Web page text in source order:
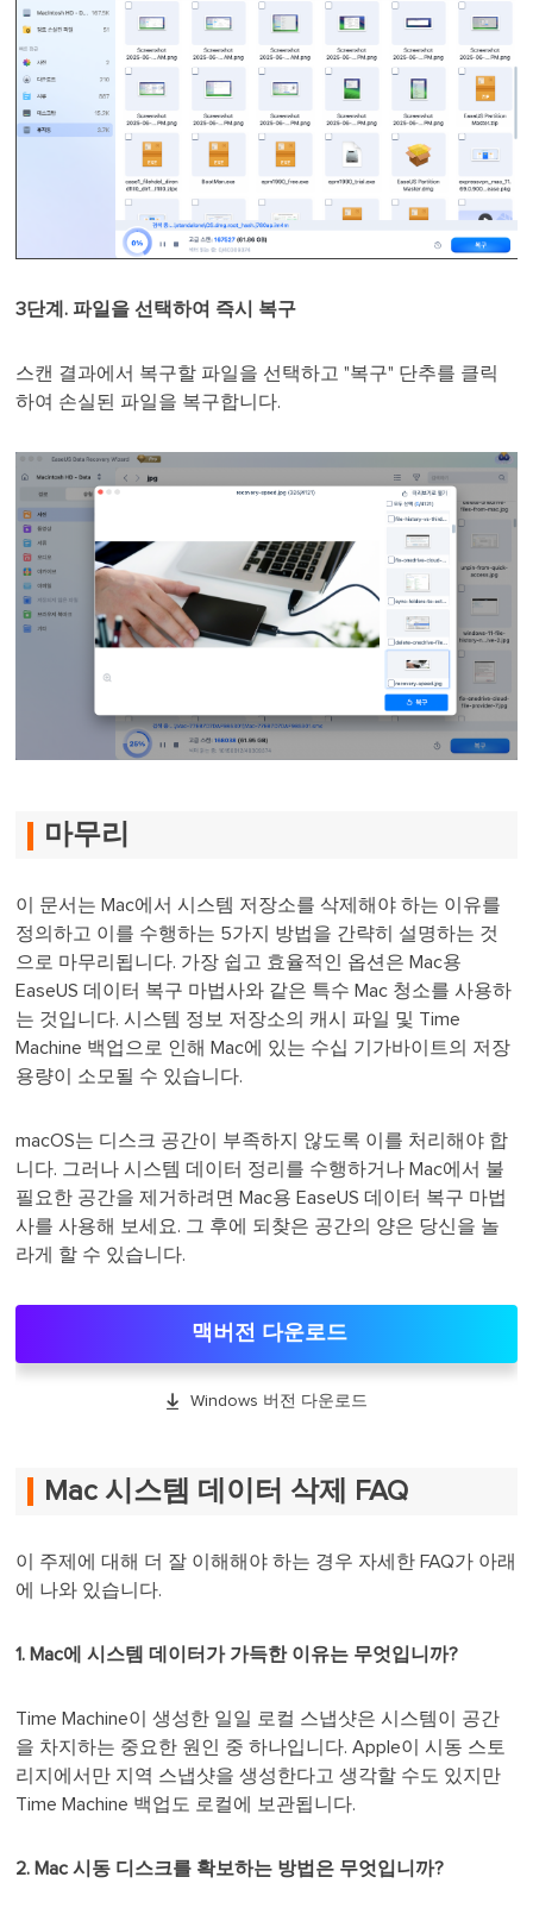
3단계. 파일을 선택하여 즉시 복구
스캔 결과에서 복구할 파일을 선택하고 "복구" 단추를 클릭
하여 손실된 파일을 복구합니다.
마무리
이 문서는 Mac에서 시스템 저장소를 삭제해야 하는 이유를
정의하고 이를 수행하는 5가지 방법을 간략히 설명하는 것
으로 마무리됩니다. 가장 쉽고 효율적인 옵션은 Mac용
EaseUS 데이터 복구 마법사와 같은 특수 Mac 청소를 사용하
는 것입니다. 시스템 정보 저장소의 캐시 파일 및 Time
Machine 백업으로 인해 Mac에 있는 수십 기가바이트의 저장
용량이 소모될 수 있습니다.
macOS는 디스크 공간이 부족하지 않도록 이를 처리해야 합
니다. 그러나 시스템 데이터 정리를 수행하거나 Mac에서 불
필요한 공간을 제거하려면 Mac용 EaseUS 데이터 복구 마법
사를 사용해 보세요. 그 후에 되찾은 공간의 양은 당신을 놀
라게 할 수 있습니다.
맥버전 다운로드
 Windows 버전 다운로드
Mac 시스템 데이터 삭제 FAQ
이 주제에 대해 더 잘 이해해야 하는 경우 자세한 FAQ가 아래
에 나와 있습니다.
1. Mac에 시스템 데이터가 가득한 이유는 무엇입니까?
Time Machine이 생성한 일일 로컬 스냅샷은 시스템이 공간
을 차지하는 중요한 원인 중 하나입니다. Apple이 시동 스토
리지에서만 지역 스냅샷을 생성한다고 생각할 수도 있지만
Time Machine 백업도 로컬에 보관됩니다.
2. Mac 시동 디스크를 확보하는 방법은 무엇입니까?